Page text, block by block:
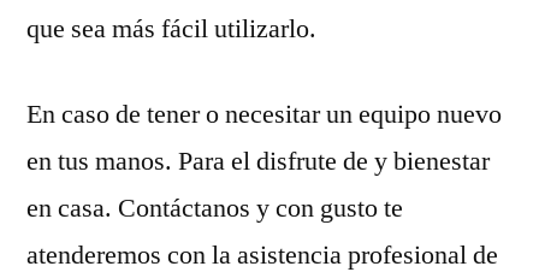
que sea más fácil utilizarlo.
En caso de tener o necesitar un equipo nuevo
en tus manos. Para el disfrute de y bienestar
en casa. Contáctanos y con gusto te
atenderemos con la asistencia profesional de